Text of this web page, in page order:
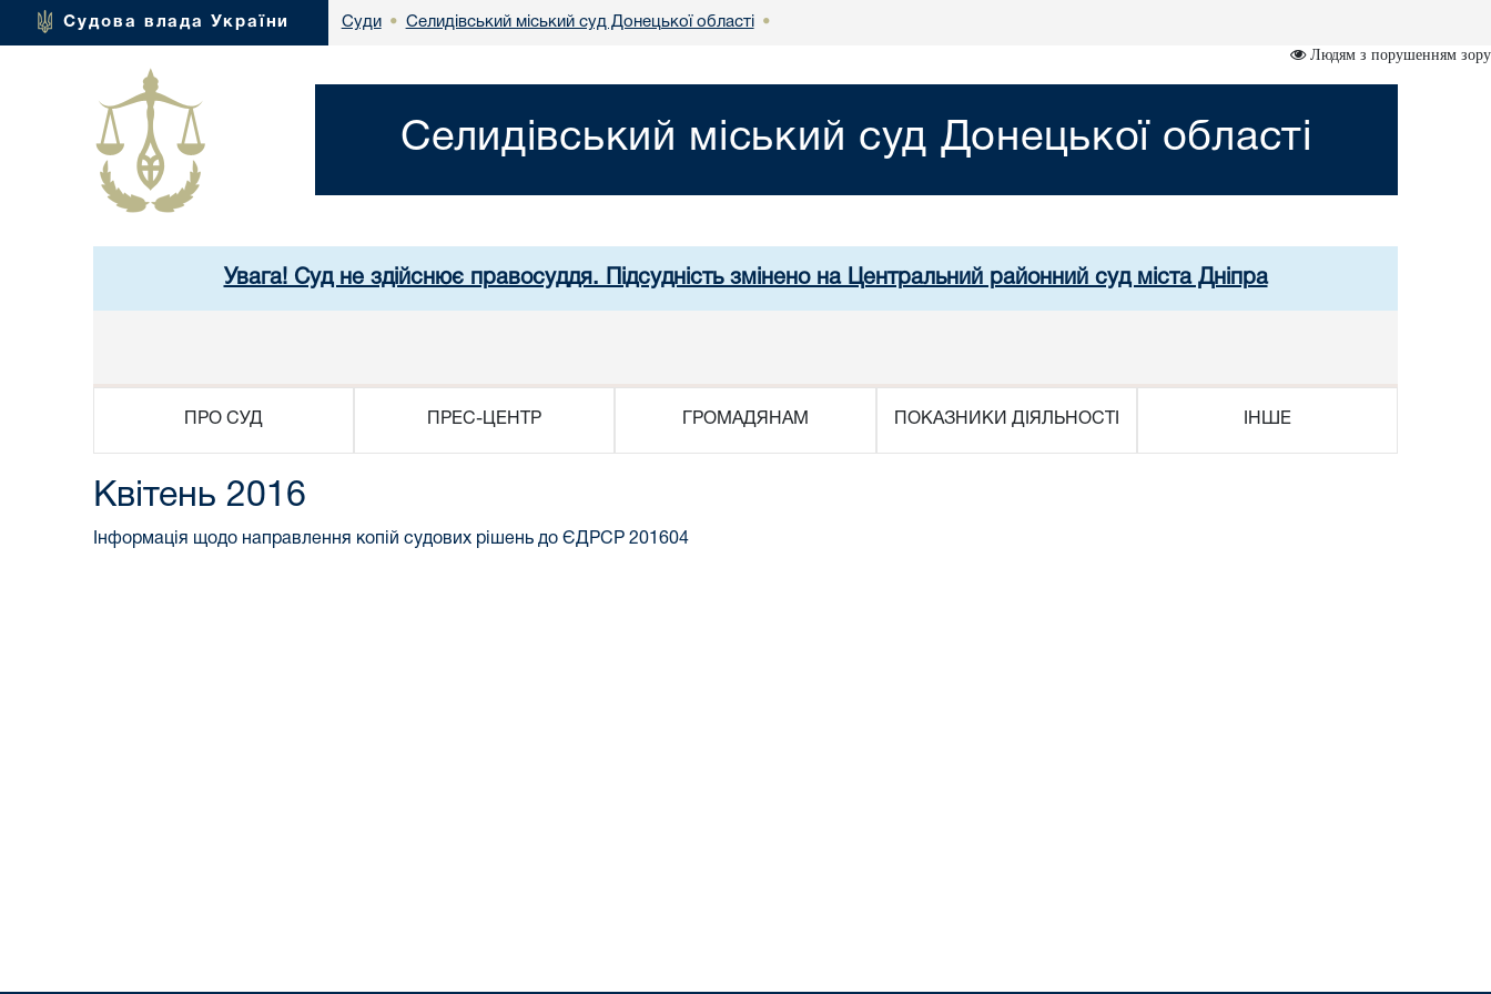
Судова влада України Суди • Селидівський міський суд Донецької області •
Людям з порушенням зору
Селидівський міський суд Донецької області
Увага! Суд не здійснює правосуддя. Підсудність змінено на Центральний районний суд міста Дніпра
ПРО СУД ПРЕС-ЦЕНТР ГРОМАДЯНАМ ПОКАЗНИКИ ДІЯЛЬНОСТІ ІНШЕ
Квітень 2016
Інформація щодо направлення копій судових рішень до ЄДРСР 201604